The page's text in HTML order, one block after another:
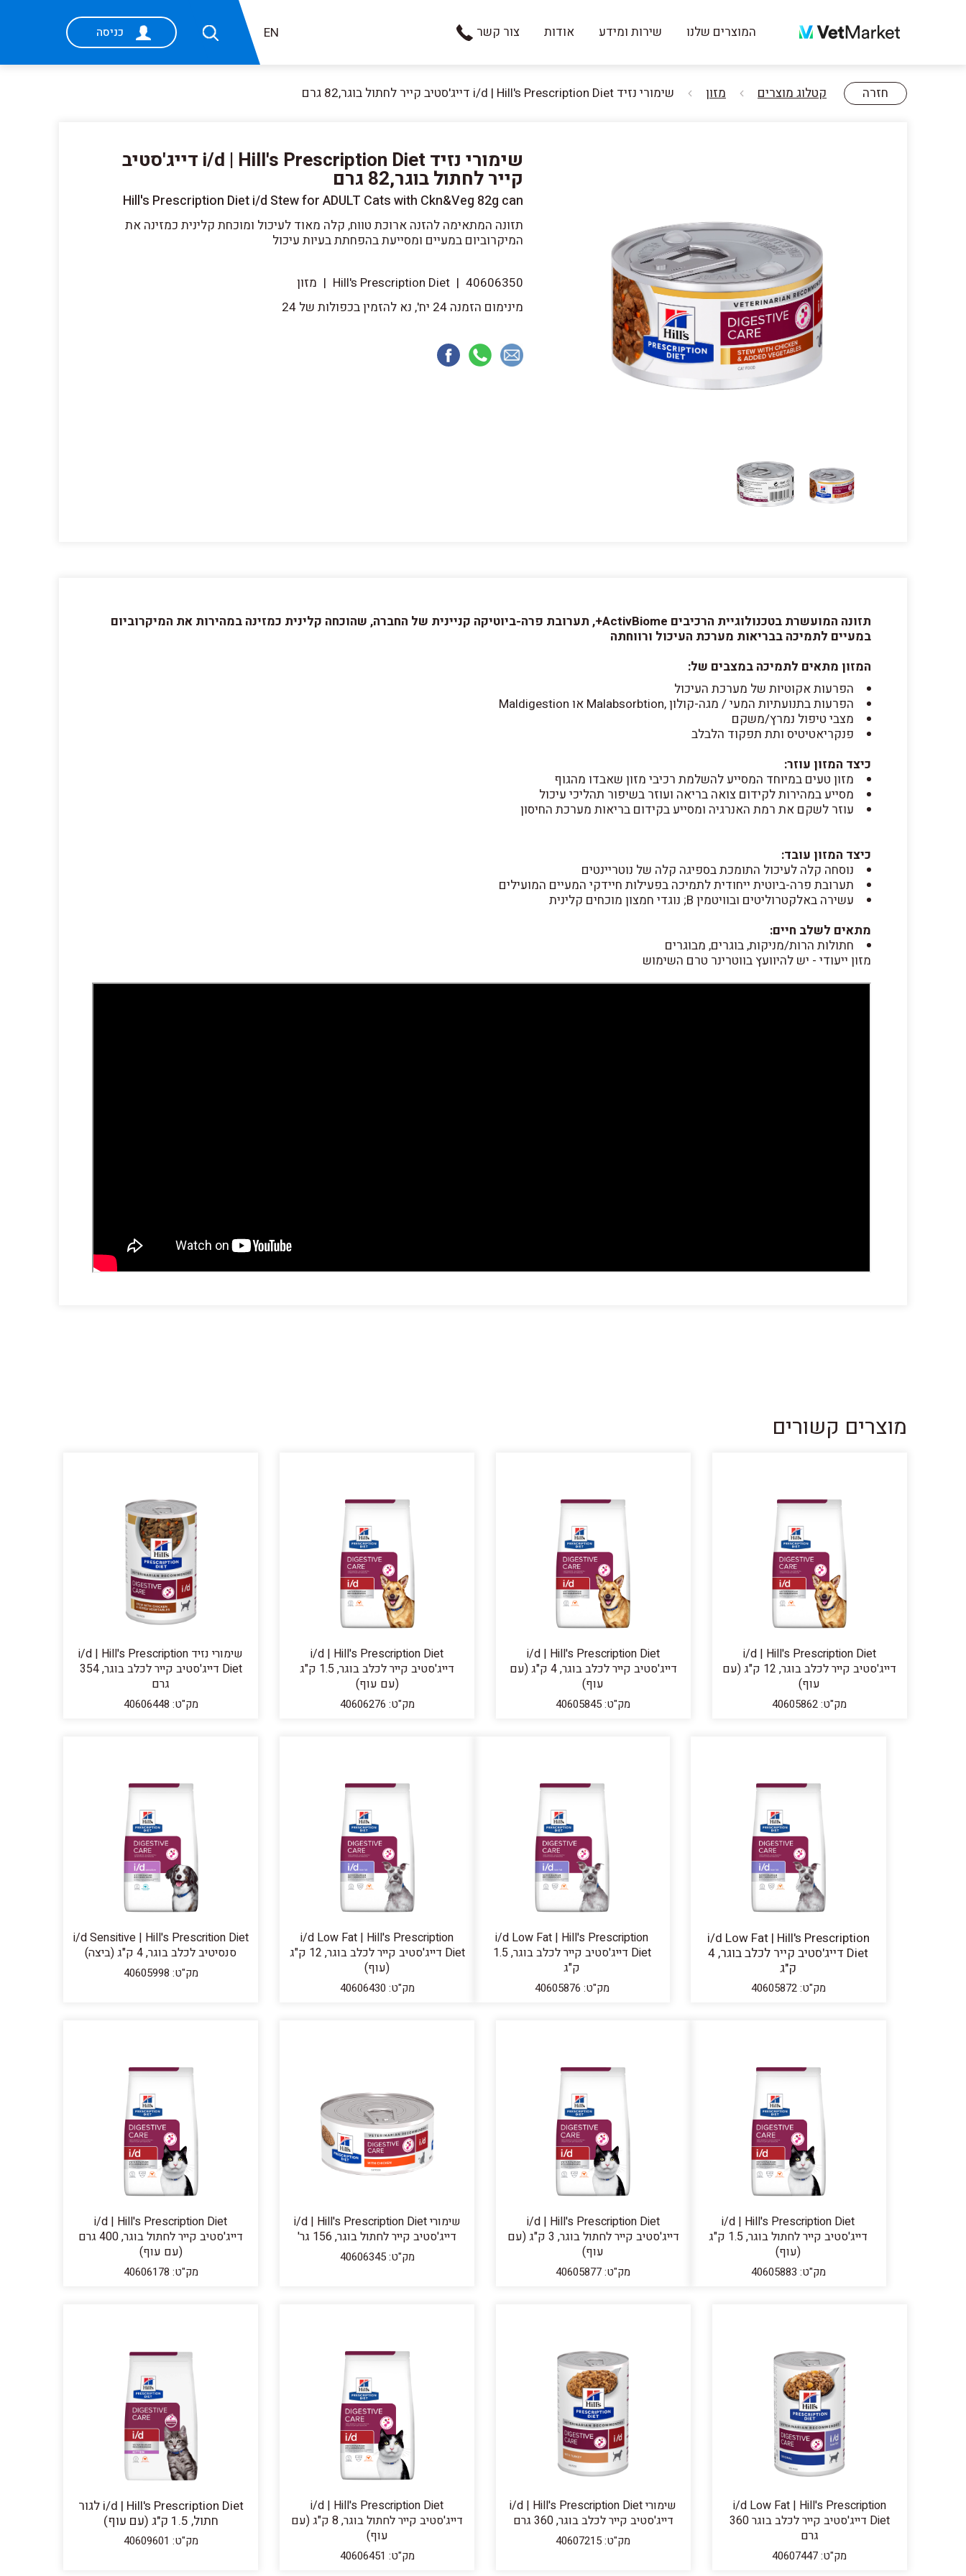
המוצרים שלנו שירות ומידע אודות צור קשר EN כניסה
חזרה קטלוג מוצרים מזון שימורי נזיד i/d | Hill's Prescription Diet דייג'סטיב קייר לחתול בוגר,82 גרם
שימורי נזיד i/d | Hill's Prescription Diet דייג'סטיב
קייר לחתול בוגר,82 גרם
Hill's Prescription Diet i/d Stew for ADULT Cats with Ckn&Veg 82g can
תזונה המתאימה להזנה ארוכת טווח, קלה מאוד לעיכול ומוכחת קלינית כמזינה את
המיקרוביום במעיים ומסייעת בהפחתת בעיות עיכול
40606350
|
Hill's Prescription Diet
| מזון
מינימום הזמנה 24 יח', נא להזמין בכפולות של 24
תזונה המועשרת בטכנולוגיית הרכיבים ActivBiome+, תערובת פרה-ביוטיקה קניינית של החברה, שהוכחה קלינית כמזינה במהירות את המיקרוביום
במעיים לתמיכה בבריאות מערכת העיכול ורווחתה
המזון מתאים לתמיכה במצבים של:
הפרעות אקוטיות של מערכת העיכול
הפרעות בתנועתיות המעי / מגה-קולון ,Malabsorbtion או Maldigestion
מצבי טיפול נמרץ/משקם
פנקריאטיטיס ותת תפקוד הלבלב
כיצד המזון עוזר:
מזון טעים במיוחד המסייע להשלמת רכיבי מזון שאבדו מהגוף
מסייע במהירות לקידום צואה בריאה ועוזר בשיפור תהליכי עיכול
עוזר לשקם את רמת האנרגיה ומסייע בקידום בריאות מערכת החיסון
כיצד המזון עובד:
נוסחה קלה לעיכול התומכת בספיגה קלה של נוטריינטים
תערובת פרה-ביוטית ייחודית לתמיכה בפעילות חיידקי המעיים המועילים
עשירה באלקטרוליטים ובוויטמין B; נוגדי חמצון מוכחים קלינית
מתאים לשלב חיים:
חתולות הרות/מניקות, בוגרים, מבוגרים
מזון ייעודי - יש להיוועץ בווטרינר טרם השימוש
מוצרים קשורים
i/d | Hill's Prescription Diet
דייג'סטיב קייר לכלב בוגר, 12 ק"ג (עם
עוף)
מק"ט: 40605862
i/d | Hill's Prescription Diet
דייג'סטיב קייר לכלב בוגר, 4 ק"ג (עם
עוף)
מק"ט: 40605845
i/d | Hill's Prescription Diet
דייג'סטיב קייר לכלב בוגר, 1.5 ק"ג
(עם עוף)
מק"ט: 40606276
שימורי נזיד i/d | Hill's Prescription
Diet דייג'סטיב קייר לכלב בוגר, 354
גרם
מק"ט: 40606448
i/d Low Fat | Hill's Prescription
Diet דייג'סטיב קייר לכלב בוגר, 12 ק"ג
(עוף)
מק"ט: 40606430
i/d Low Fat | Hill's Prescription
Diet דייג'סטיב קייר לכלב בוגר, 1.5
ק"ג
מק"ט: 40605876
i/d Low Fat | Hill's Prescription
Diet דייג'סטיב קייר לכלב בוגר, 4
ק"ג
מק"ט: 40605872
i/d Sensitive | Hill's Prescrition Diet
סנסיטיב לכלב בוגר, 4 ק"ג (ביצה)
מק"ט: 40605998
שימורי i/d | Hill's Prescription Diet
דייג'סטיב קייר לחתול בוגר, 156 גר'
מק"ט: 40606345
i/d | Hill's Prescription Diet
דייג'סטיב קייר לחתול בוגר, 3 ק"ג (עם
עוף)
מק"ט: 40605877
i/d | Hill's Prescription Diet
דייג'סטיב קייר לחתול בוגר, 1.5 ק"ג
(עוף)
מק"ט: 40605883
i/d | Hill's Prescription Diet
דייג'סטיב קייר לחתול בוגר, 400 גרם
(עם עוף)
מק"ט: 40606178
i/d | Hill's Prescription Diet
דייג'סטיב קייר לחתול בוגר, 8 ק"ג (עם
עוף)
מק"ט: 40606451
שימורי i/d | Hill's Prescription Diet
דייג'סטיב קייר לכלב בוגר, 360 גרם
מק"ט: 40607215
i/d Low Fat | Hill's Prescription
Diet דייג'סטיב קייר לכלב בוגר 360
גרם
מק"ט: 40607447
i/d | Hill's Prescription Diet לגור
חתול, 1.5 ק"ג (עם עוף)
מק"ט: 40609601